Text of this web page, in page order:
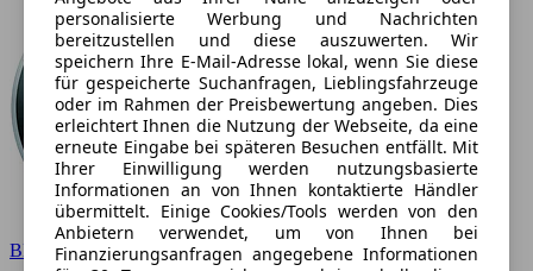
personalisierte Werbung und Nachrichten
bereitzustellen und diese auszuwerten. Wir
speichern Ihre E-Mail-Adresse lokal, wenn Sie diese
für gespeicherte Suchanfragen, Lieblingsfahrzeuge
oder im Rahmen der Preisbewertung angeben. Dies
erleichtert Ihnen die Nutzung der Webseite, da eine
erneute Eingabe bei späteren Besuchen entfällt. Mit
Ihrer Einwilligung werden nutzungsbasierte
Informationen an von Ihnen kontaktierte Händler
übermittelt. Einige Cookies/Tools werden von den
Anbietern verwendet, um von Ihnen bei
Finanzierungsanfragen angegebene Informationen
BMW